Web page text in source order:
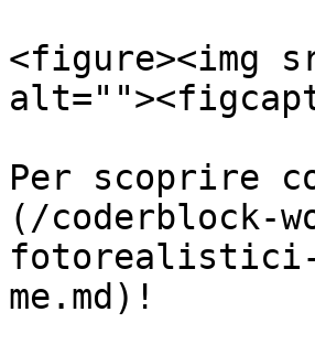
<figure><img
Per scoprire
(/coderblock-
fotorealistici-
me.md)!